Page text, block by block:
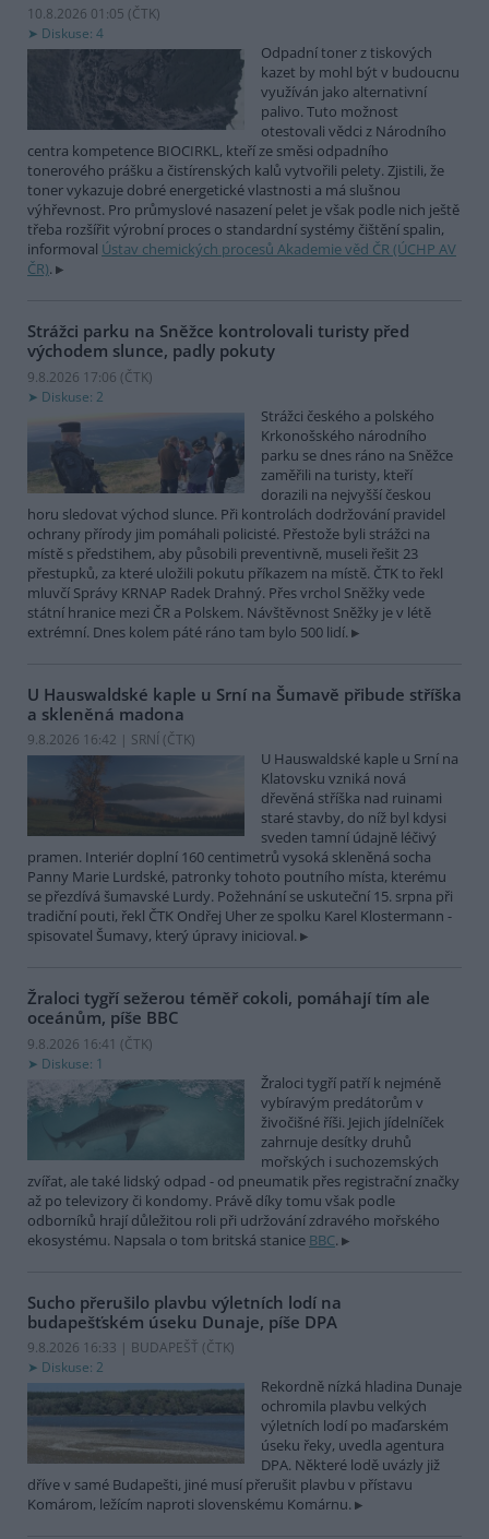
10.8.2026 01:05 (ČTK)
Diskuse: 4
Odpadní toner z tiskových
kazet by mohl být v budoucnu
využíván jako alternativní
palivo. Tuto možnost
otestovali vědci z Národního
centra kompetence BIOCIRKL, kteří ze směsi odpadního
tonerového prášku a čistírenských kalů vytvořili pelety. Zjistili, že
toner vykazuje dobré energetické vlastnosti a má slušnou
výhřevnost. Pro průmyslové nasazení pelet je však podle nich ještě
třeba rozšířit výrobní proces o standardní systémy čištění spalin,
informoval Ústav chemických procesů Akademie věd ČR (ÚCHP AV
ČR).
Strážci parku na Sněžce kontrolovali turisty před
východem slunce, padly pokuty
9.8.2026 17:06 (ČTK)
Diskuse: 2
Strážci českého a polského
Krkonošského národního
parku se dnes ráno na Sněžce
zaměřili na turisty, kteří
dorazili na nejvyšší českou
horu sledovat východ slunce. Při kontrolách dodržování pravidel
ochrany přírody jim pomáhali policisté. Přestože byli strážci na
místě s předstihem, aby působili preventivně, museli řešit 23
přestupků, za které uložili pokutu příkazem na místě. ČTK to řekl
mluvčí Správy KRNAP Radek Drahný. Přes vrchol Sněžky vede
státní hranice mezi ČR a Polskem. Návštěvnost Sněžky je v létě
extrémní. Dnes kolem páté ráno tam bylo 500 lidí.
U Hauswaldské kaple u Srní na Šumavě přibude stříška
a skleněná madona
9.8.2026 16:42 | SRNÍ (ČTK)
U Hauswaldské kaple u Srní na
Klatovsku vzniká nová
dřevěná stříška nad ruinami
staré stavby, do níž byl kdysi
sveden tamní údajně léčivý
pramen. Interiér doplní 160 centimetrů vysoká skleněná socha
Panny Marie Lurdské, patronky tohoto poutního místa, kterému
se přezdívá šumavské Lurdy. Požehnání se uskuteční 15. srpna při
tradiční pouti, řekl ČTK Ondřej Uher ze spolku Karel Klostermann -
spisovatel Šumavy, který úpravy inicioval.
Žraloci tygří sežerou téměř cokoli, pomáhají tím ale
oceánům, píše BBC
9.8.2026 16:41 (ČTK)
Diskuse: 1
Žraloci tygří patří k nejméně
vybíravým predátorům v
živočišné říši. Jejich jídelníček
zahrnuje desítky druhů
mořských i suchozemských
zvířat, ale také lidský odpad - od pneumatik přes registrační značky
až po televizory či kondomy. Právě díky tomu však podle
odborníků hrají důležitou roli při udržování zdravého mořského
ekosystému. Napsala o tom britská stanice BBC.
Sucho přerušilo plavbu výletních lodí na
budapešťském úseku Dunaje, píše DPA
9.8.2026 16:33 | BUDAPEŠŤ (ČTK)
Diskuse: 2
Rekordně nízká hladina Dunaje
ochromila plavbu velkých
výletních lodí po maďarském
úseku řeky, uvedla agentura
DPA. Některé lodě uvázly již
dříve v samé Budapešti, jiné musí přerušit plavbu v přístavu
Komárom, ležícím naproti slovenskému Komárnu.